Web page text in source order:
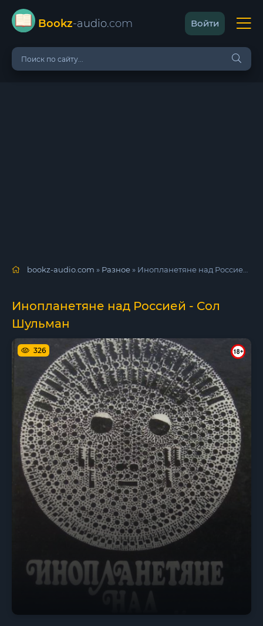
Bookz-audio.com Войти
bookz-audio.com » Разное» Инопланетяне над Россией - Сол Шульман
Инопланетяне над Россией - Сол
Шульман
326